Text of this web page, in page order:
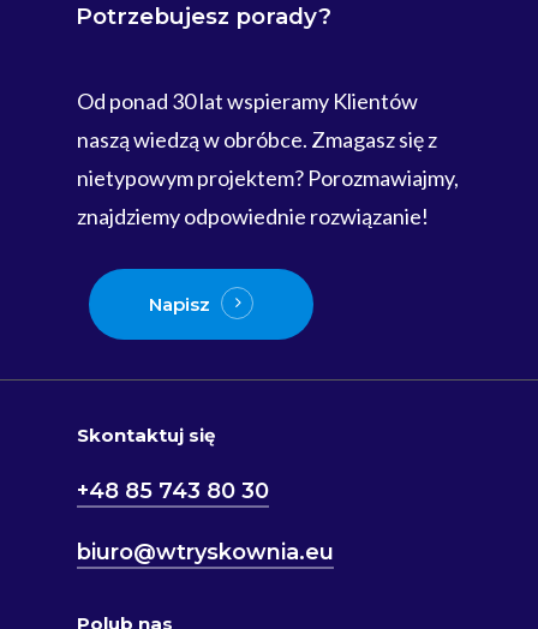
Potrzebujesz porady?
Od ponad 30 lat wspieramy Klientów
naszą wiedzą w obróbce. Zmagasz się z
nietypowym projektem? Porozmawiajmy,
znajdziemy odpowiednie rozwiązanie!
Napisz
Skontaktuj się
+48 85 743 80 30
biuro@wtryskownia.eu
Polub nas